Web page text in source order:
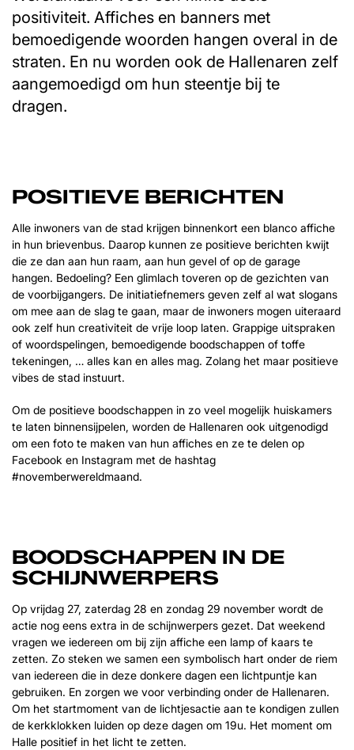
positiviteit. Affiches en banners met
bemoedigende woorden hangen overal in de
straten. En nu worden ook de Hallenaren zelf
aangemoedigd om hun steentje bij te
dragen.
POSITIEVE BERICHTEN
Alle inwoners van de stad krijgen binnenkort een blanco affiche
in hun brievenbus. Daarop kunnen ze positieve berichten kwijt
die ze dan aan hun raam, aan hun gevel of op de garage
hangen. Bedoeling? Een glimlach toveren op de gezichten van
de voorbijgangers. De initiatiefnemers geven zelf al wat slogans
om mee aan de slag te gaan, maar de inwoners mogen uiteraard
ook zelf hun creativiteit de vrije loop laten. Grappige uitspraken
of woordspelingen, bemoedigende boodschappen of toffe
tekeningen, … alles kan en alles mag. Zolang het maar positieve
vibes de stad instuurt.
Om de positieve boodschappen in zo veel mogelijk huiskamers
te laten binnensijpelen, worden de Hallenaren ook uitgenodigd
om een foto te maken van hun affiches en ze te delen op
Facebook en Instagram met de hashtag
#novemberwereldmaand.
BOODSCHAPPEN IN DE
SCHIJNWERPERS
Op vrijdag 27, zaterdag 28 en zondag 29 november wordt de
actie nog eens extra in de schijnwerpers gezet. Dat weekend
vragen we iedereen om bij zijn affiche een lamp of kaars te
zetten. Zo steken we samen een symbolisch hart onder de riem
van iedereen die in deze donkere dagen een lichtpuntje kan
gebruiken. En zorgen we voor verbinding onder de Hallenaren.
Om het startmoment van de lichtjesactie aan te kondigen zullen
de kerkklokken luiden op deze dagen om 19u. Het moment om
Halle positief in het licht te zetten.